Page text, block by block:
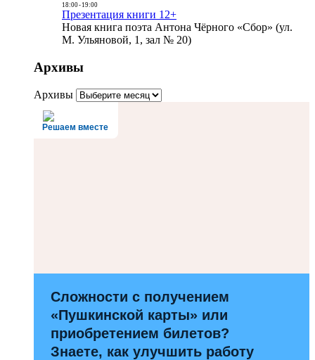
18:00- 19:00
Презентация книги 12+
Новая книга поэта Антона Чёрного «Сбор» (ул.
М. Ульяновой, 1, зал № 20)
Архивы
Архивы
Решаем вместе
Сложности с получением
«Пушкинской карты» или
приобретением билетов?
Знаете, как улучшить работу